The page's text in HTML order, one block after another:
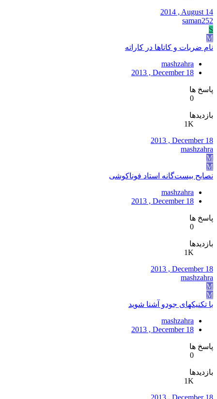
2014 , August 14
saman252
S
M
نام ضربات و کاتاها در كاراته
mashzahra
2013 , December 18
پاسخ ها
0
بازدیدها
1K
2013 , December 18
mashzahra
M
M
نصایح بیست‌گانه استاد فوناکوشی
mashzahra
2013 , December 18
پاسخ ها
0
بازدیدها
1K
2013 , December 18
mashzahra
M
M
با تکنیکهای جودو آشنا شوید
mashzahra
2013 , December 18
پاسخ ها
0
بازدیدها
1K
2013 , December 18